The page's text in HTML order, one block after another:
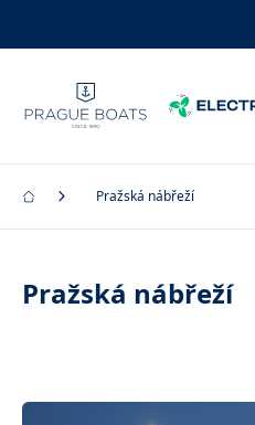
Pražská nábřeží
Pražská nábřeží